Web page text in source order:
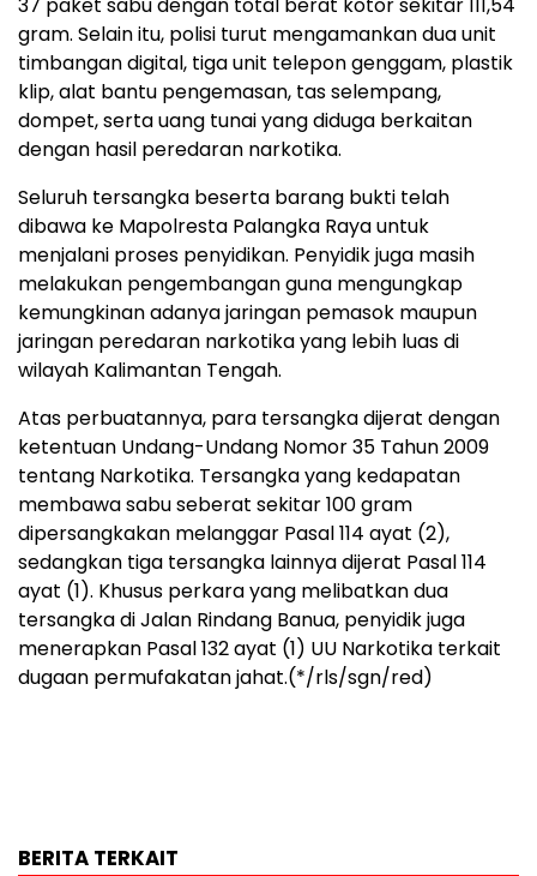
gram. Selain itu, polisi turut mengamankan dua unit
timbangan digital, tiga unit telepon genggam, plastik
klip, alat bantu pengemasan, tas selempang,
dompet, serta uang tunai yang diduga berkaitan
dengan hasil peredaran narkotika.
Seluruh tersangka beserta barang bukti telah
dibawa ke Mapolresta Palangka Raya untuk
menjalani proses penyidikan. Penyidik juga masih
melakukan pengembangan guna mengungkap
kemungkinan adanya jaringan pemasok maupun
jaringan peredaran narkotika yang lebih luas di
wilayah Kalimantan Tengah.
Atas perbuatannya, para tersangka dijerat dengan
ketentuan Undang-Undang Nomor 35 Tahun 2009
tentang Narkotika. Tersangka yang kedapatan
membawa sabu seberat sekitar 100 gram
dipersangkakan melanggar Pasal 114 ayat (2),
sedangkan tiga tersangka lainnya dijerat Pasal 114
ayat (1). Khusus perkara yang melibatkan dua
tersangka di Jalan Rindang Banua, penyidik juga
menerapkan Pasal 132 ayat (1) UU Narkotika terkait
dugaan permufakatan jahat.(*/rls/sgn/red)
BERITA TERKAIT